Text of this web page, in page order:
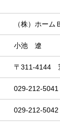
（株）ホーム
小池 遼
〒311-4144
029-212-5041
029-212-5042